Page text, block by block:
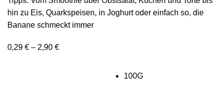
hin zu Eis, Quarkspeisen, in Joghurt oder einfach so, die
Banane schmeckt immer
0,29 € – 2,90 €
100G